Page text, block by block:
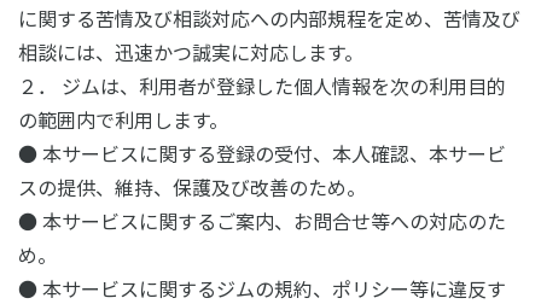
に関する苦情及び相談対応への内部規程を定め、苦情及び
相談には、迅速かつ誠実に対応します。
２． ジムは、利用者が登録した個人情報を次の利用目的
の範囲内で利用します。
● 本サービスに関する登録の受付、本人確認、本サービ
スの提供、維持、保護及び改善のため。
● 本サービスに関するご案内、お問合せ等への対応のた
め。
● 本サービスに関するジムの規約、ポリシー等に違反す